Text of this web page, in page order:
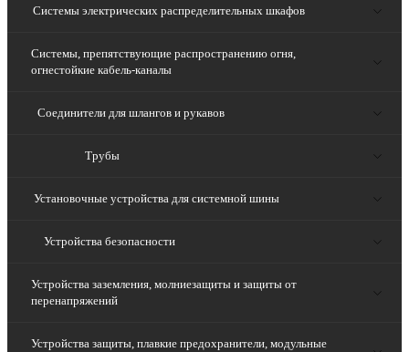
Системы электрических распределительных шкафов
Системы, препятствующие распространению огня,
огнестойкие кабель-каналы
Соединители для шлангов и рукавов
Трубы
Установочные устройства для системной шины
Устройства безопасности
Устройства заземления, молниезащиты и защиты от
перенапряжений
Устройства защиты, плавкие предохранители, модульные